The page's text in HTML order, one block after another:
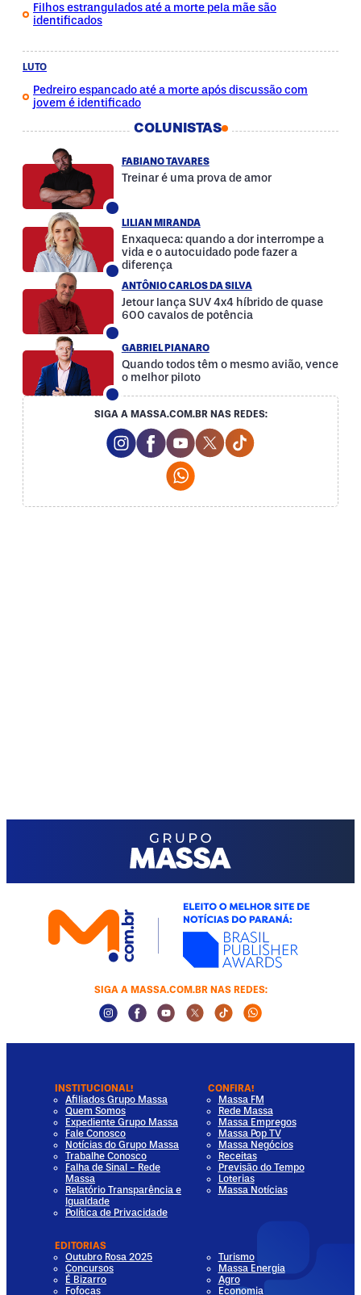
Filhos estrangulados até a morte pela mãe são
identificados
LUTO
Pedreiro espancado até a morte após discussão com
jovem é identificado
COLUNISTAS
FABIANO TAVARES
Treinar é uma prova de amor
LILIAN MIRANDA
Enxaqueca: quando a dor interrompe a
vida e o autocuidado pode fazer a
diferença
ANTÔNIO CARLOS DA SILVA
Jetour lança SUV 4x4 híbrido de quase
600 cavalos de potência
GABRIEL PIANARO
Quando todos têm o mesmo avião, vence
o melhor piloto
SIGA A MASSA.COM.BR NAS REDES:
Instagram Social Media
Facebook Social Media
Youtube Social Media
Twitter Social Media
Tiktok Social
SIGA A MASSA.COM.BR NAS REDES:
Instagram Social Media
Facebook Social Media
Youtube Social Media
Twitter Social Media
Tiktok Social Media
Whatsapp
INSTITUCIONAL!
Afiliados Grupo Massa
Quem Somos
Expediente Grupo Massa
Fale Conosco
Notícias do Grupo Massa
Trabalhe Conosco
Falha de Sinal - Rede
Massa
Relatório Transparência e
Igualdade
Política de Privacidade
CONFIRA!
Massa FM
Rede Massa
Massa Empregos
Massa Pop TV
Massa Negócios
Receitas
Previsão do Tempo
Loterias
Massa Notícias
EDITORIAS
Outubro Rosa 2025
Concursos
É Bizarro
Fofocas
Turismo
Massa Energia
Agro
Economia